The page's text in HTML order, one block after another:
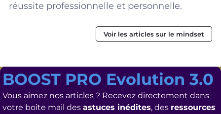
réussite professionnelle et personnelle.
Voir les articles sur le mindset
BOOST PRO Evolution 3.0
Vous aimez nos articles ? Recevez directement dans
votre boîte mail des astuces inédites, des ressources